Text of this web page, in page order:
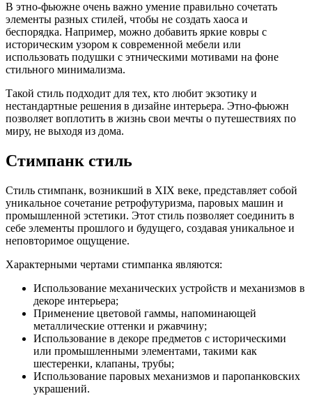
В этно-фьюжне очень важно умение правильно сочетать
элементы разных стилей, чтобы не создать хаоса и
беспорядка. Например, можно добавить яркие ковры с
историческим узором к современной мебели или
использовать подушки с этническими мотивами на фоне
стильного минимализма.
Такой стиль подходит для тех, кто любит экзотику и
нестандартные решения в дизайне интерьера. Этно-фьюжн
позволяет воплотить в жизнь свои мечты о путешествиях по
миру, не выходя из дома.
Стимпанк стиль
Стиль стимпанк, возникший в XIX веке, представляет собой
уникальное сочетание ретрофутуризма, паровых машин и
промышленной эстетики. Этот стиль позволяет соединить в
себе элементы прошлого и будущего, создавая уникальное и
неповторимое ощущение.
Характерными чертами стимпанка являются:
Использование механических устройств и механизмов в
декоре интерьера;
Применение цветовой гаммы, напоминающей
металлические оттенки и ржавчину;
Использование в декоре предметов с историческими
или промышленными элементами, такими как
шестеренки, клапаны, трубы;
Использование паровых механизмов и паропанковских
украшений.